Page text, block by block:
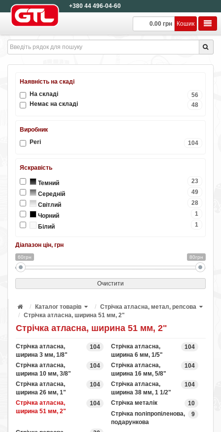
+380 44 496-04-60
0.00 грн Кошик
Наявність на скаді
56
На складі
48
Немає на складі
Виробник
104
Peri
Яскравість
23
Темний
49
Середній
28
Світлий
1
Чорний
1
Білий
Діапазон цін, грн
60грн 80грн
Очистити
Каталог товарів
Стрічка атласна, метал, репсова
Стрічка атласна, ширина 51 мм, 2"
Стрічка атласна, ширина 51 мм, 2"
104
Стрічка атласна,
ширина 3 мм, 1/8"
104
Стрічка атласна,
ширина 6 мм, 1/5"
104
Стрічка атласна,
ширина 10 мм, 3/8"
104
Стрічка атласна,
ширина 16 мм, 5/8"
104
Стрічка атласна,
ширина 26 мм, 1"
104
Стрічка атласна,
ширина 38 мм, 1 1/2"
104
Стрічка атласна,
ширина 51 мм, 2"
10
Стрічка металік
9
Стрічка поліпропіленова,
подарункова